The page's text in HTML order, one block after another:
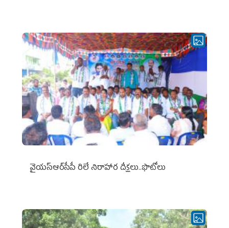
వైయ‌స్ఆర్‌సీపీ రిలే నిరాహార దీక్షలు..ఫొటోలు